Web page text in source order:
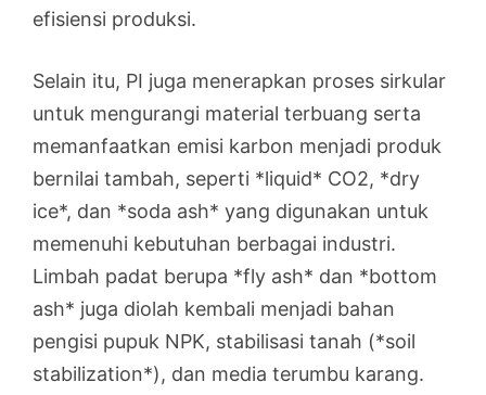
efisiensi produksi.
Selain itu, PI juga menerapkan proses sirkular
untuk mengurangi material terbuang serta
memanfaatkan emisi karbon menjadi produk
bernilai tambah, seperti *liquid* CO2, *dry
ice*, dan *soda ash* yang digunakan untuk
memenuhi kebutuhan berbagai industri.
Limbah padat berupa *fly ash* dan *bottom
ash* juga diolah kembali menjadi bahan
pengisi pupuk NPK, stabilisasi tanah (*soil
stabilization*), dan media terumbu karang.